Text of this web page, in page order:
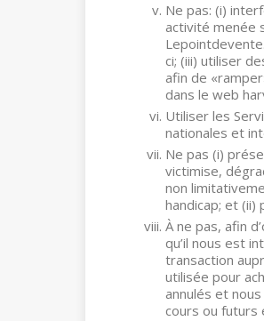
Ne pas: (i)
activité menée
ci; (iii) utiliser
afin de
dans le web
Utiliser les
nationales et
Ne pas (i)
victimise,
non
handicap; et
À ne pas, afin
qu’il nous est
transaction
utilisée pour
annulés et
cours ou futurs